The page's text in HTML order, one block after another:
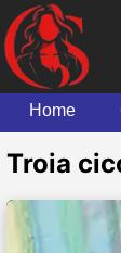
Home
Troia